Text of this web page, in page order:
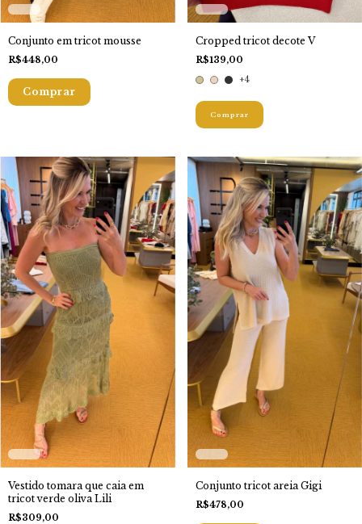
Conjunto em tricot mousse
R$448,00
Cropped tricot decote V
R$139,00
+4
Comprar
Vestido tomara que caia em
tricot verde oliva Lili
R$309,00
Conjunto tricot areia Gigi
R$478,00